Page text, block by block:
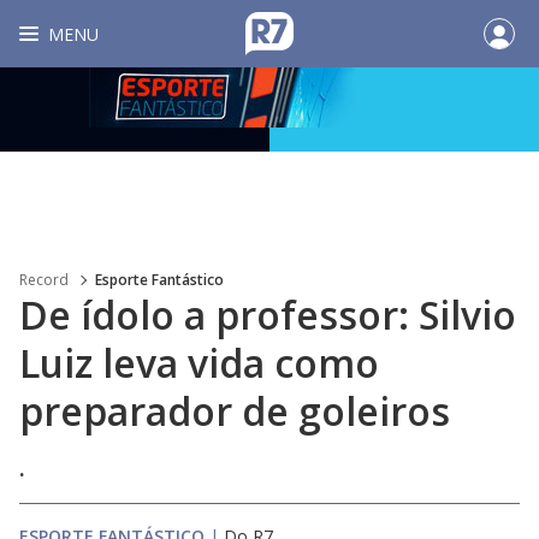
MENU
Record Esporte Fantástico
De ídolo a professor: Silvio
Luiz leva vida como
preparador de goleiros
.